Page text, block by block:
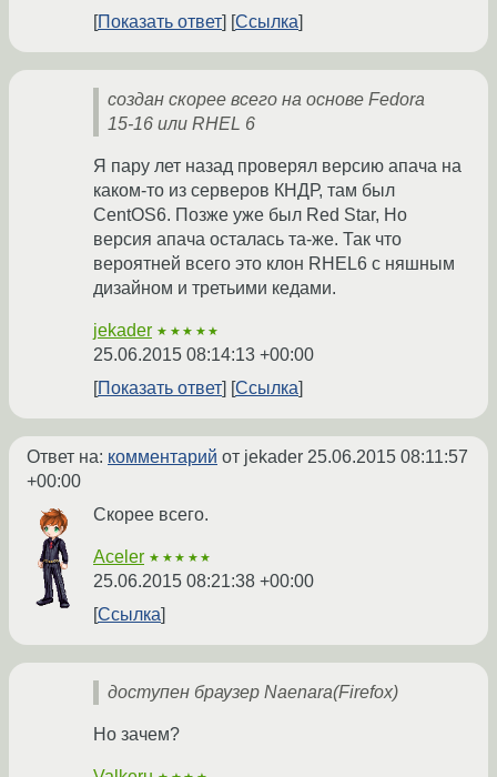
Показать ответ
Ссылка
создан скорее всего на основе Fedora
15-16 или RHEL 6
Я пару лет назад проверял версию апача на
каком-то из серверов КНДР, там был
CentOS6. Позже уже был Red Star, Но
версия апача осталась та-же. Так что
вероятней всего это клон RHEL6 с няшным
дизайном и третьими кедами.
jekader ★★★★★
25.06.2015 08:14:13 +00:00
Показать ответ
Ссылка
Ответ на: комментарий от jekader 25.06.2015 08:11:57
+00:00
Скорее всего.
Aceler ★★★★★
25.06.2015 08:21:38 +00:00
Ссылка
доступен браузер Naenara(Firefox)
Но зачем?